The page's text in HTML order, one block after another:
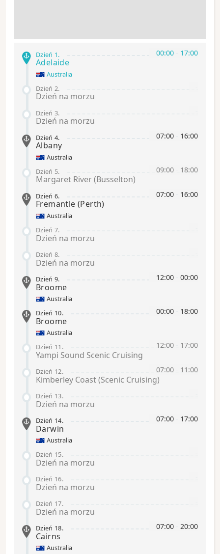
00:00 17:00
Dzień 1.
Adelaide
Australia
Dzień 2.
Dzień na morzu
Dzień 3.
Dzień na morzu
07:00 16:00
Dzień 4.
Albany
Australia
09:00 18:00
Dzień 5.
Margaret River (Busselton)
07:00 16:00
Dzień 6.
Fremantle(Perth)
Australia
Dzień 7.
Dzień na morzu
Dzień 8.
Dzień na morzu
12:00 00:00
Dzień 9.
Broome
Australia
00:00 18:00
Dzień 10.
Broome
Australia
12:00 17:00
Dzień 11 .
Yampi Sound Scenic Cruising
07:00 11:00
Dzień 12.
Kimberley Coast (Scenic Cruising)
Dzień 13.
Dzień na morzu
07:00 17:00
Dzień 14.
Darwin
Australia
Dzień 15.
Dzień na morzu
Dzień 16.
Dzień na morzu
Dzień 17.
Dzień na morzu
07:00 20:00
Dzień 18.
Cairns
Australia